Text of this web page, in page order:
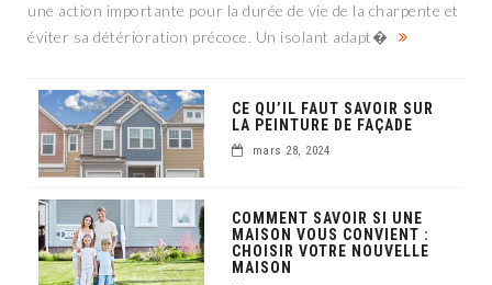
une action importante pour la durée de vie de la charpente et
éviter sa détérioration précoce. Un isolant adapt�
CE QU’IL FAUT SAVOIR SUR
LA PEINTURE DE FAÇADE
mars 28, 2024
COMMENT SAVOIR SI UNE
MAISON VOUS CONVIENT :
CHOISIR VOTRE NOUVELLE
MAISON